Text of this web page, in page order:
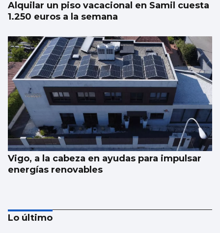
Alquilar un piso vacacional en Samil cuesta
1.250 euros a la semana
Vigo, a la cabeza en ayudas para impulsar
energías renovables
Lo último